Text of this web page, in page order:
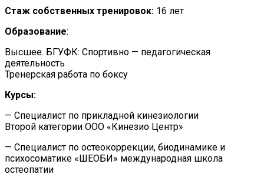
Стаж собственных тренировок: 16 лет
Образование:
Высшее. БГУФК: Спортивно — педагогическая
деятельность
Тренерская работа по боксу
Курсы:
— Специалист по прикладной кинезиологии
Второй категории ООО «Кинезио Центр»
— Специалист по остеокоррекции, биодинамике и
психосоматике «ШЕОБИ» международная школа
остеопатии